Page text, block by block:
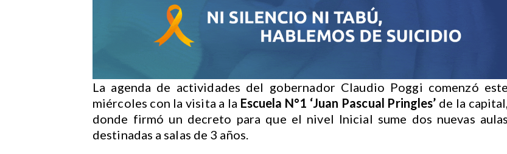
La agenda de actividades del gobernador Claudio Poggi comenzó este
miércoles con la visita a la Escuela N°1 ‘Juan Pascual Pringles’ de la capital,
donde firmó un decreto para que el nivel Inicial sume dos nuevas aulas
destinadas a salas de 3 años.